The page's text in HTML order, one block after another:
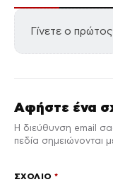
Γίνετε ο
Αφήστε ένα
Η διεύθυνση email
πεδία σημειώνονται
ΣΧΌΛΙΟ*